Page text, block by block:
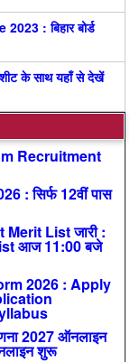
: बिहार बोर्ड
के साथ यहाँ से देखें
Recruitment
: सिर्फ 12वीं पास
List जारी :
आज 11:00 बजे
2026 : Apply
2027 ऑनलाइन
शुरू